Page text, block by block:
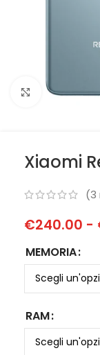
Clicca per
Xiaomi
(3
€240.00 -
MEMORIA
RAM